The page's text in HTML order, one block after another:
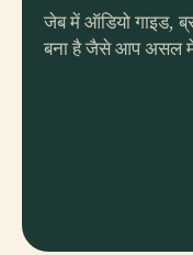
जेब में ऑडियो गाइड,
बना है जैसे आप असल